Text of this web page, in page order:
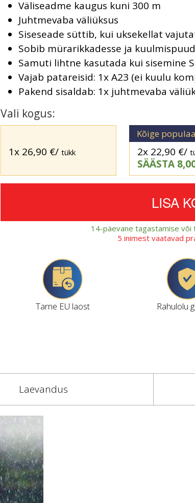
Vali kogus:
1x 26,90 €/ tükk
Kõige
2x 22,90 €/
SÄÄSTA
LISA
14-päevane tagastamise või
5 inimest vaatavad
Väliseadme kaugus kuni 300 m
Juhtmevaba väliüksus
Siseseade süttib, kui uksekellat
Sobib mürarikkadesse ja
Samuti lihtne kasutada kui sisemine
Vajab patareisid: 1x A23 (ei kuulu
Pakend sisaldab: 1x juhtmevaba
Tarne EU laost Rahulolu
Laevandus